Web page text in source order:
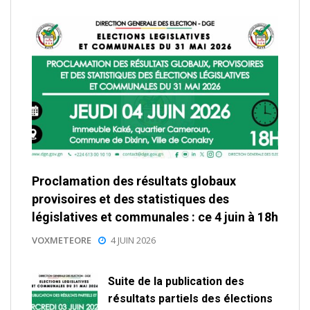
Proclamation des résultats globaux
provisoires et des statistiques des
législatives et communales : ce 4 juin à 18h
VOXMETEORE 4 JUIN 2026
Suite de la publication des
résultats partiels des élections